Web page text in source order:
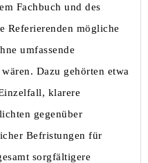
Fachbuch und des
Referierenden mögliche
umfassende
Dazu gehörten etwa
klarere
gegenüber
Befristungen für
sorgfältigere